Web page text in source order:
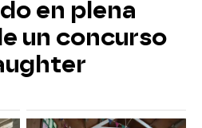
en plena
un concurso